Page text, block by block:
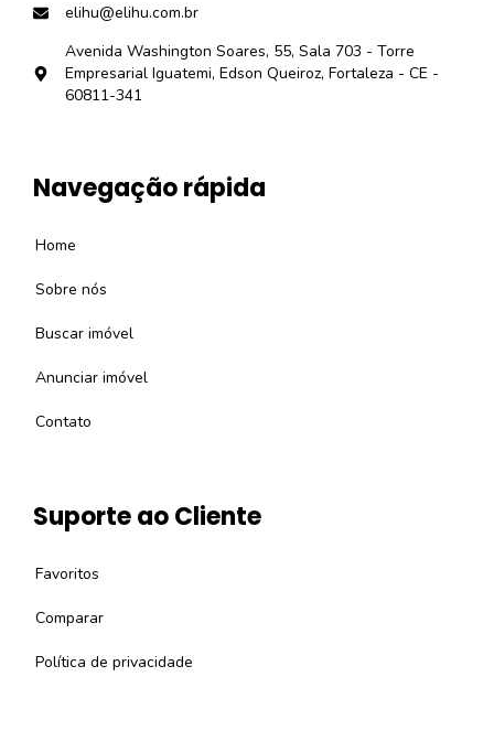
elihu@elihu.com.br
Avenida Washington Soares, 55, Sala 703 - Torre
Empresarial Iguatemi, Edson Queiroz, Fortaleza - CE -
60811-341
Navegação rápida
Home
Sobre nós
Buscar imóvel
Anunciar imóvel
Contato
Suporte ao Cliente
Favoritos
Comparar
Política de privacidade